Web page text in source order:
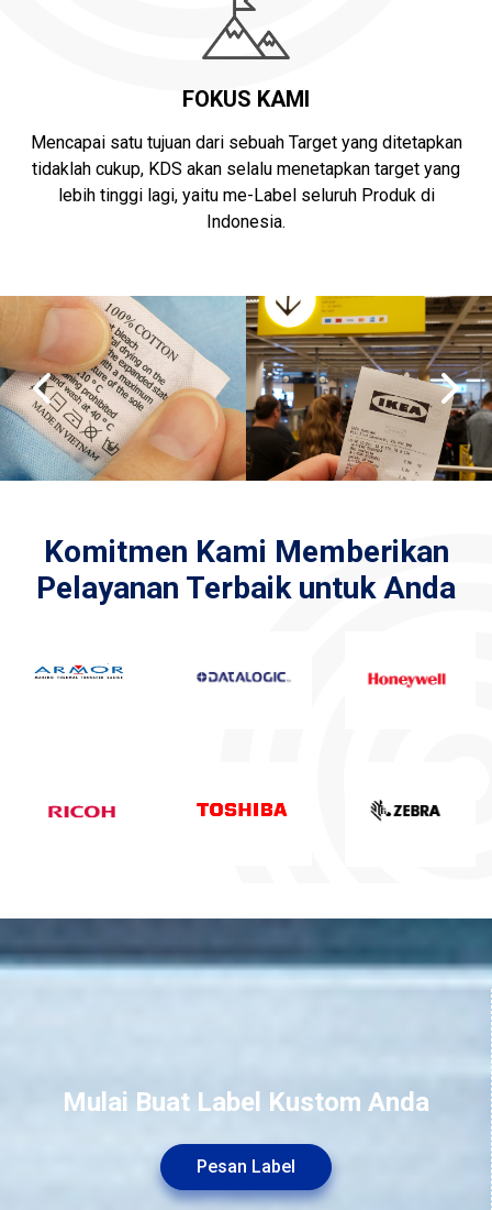
FOKUS KAMI
Mencapai satu tujuan dari sebuah Target yang ditetapkan
tidaklah cukup, KDS akan selalu menetapkan target yang
lebih tinggi lagi, yaitu me-Label seluruh Produk di
Indonesia.
Komitmen Kami Memberikan
Pelayanan Terbaik untuk Anda
Mulai Buat Label Kustom Anda
Pesan Label